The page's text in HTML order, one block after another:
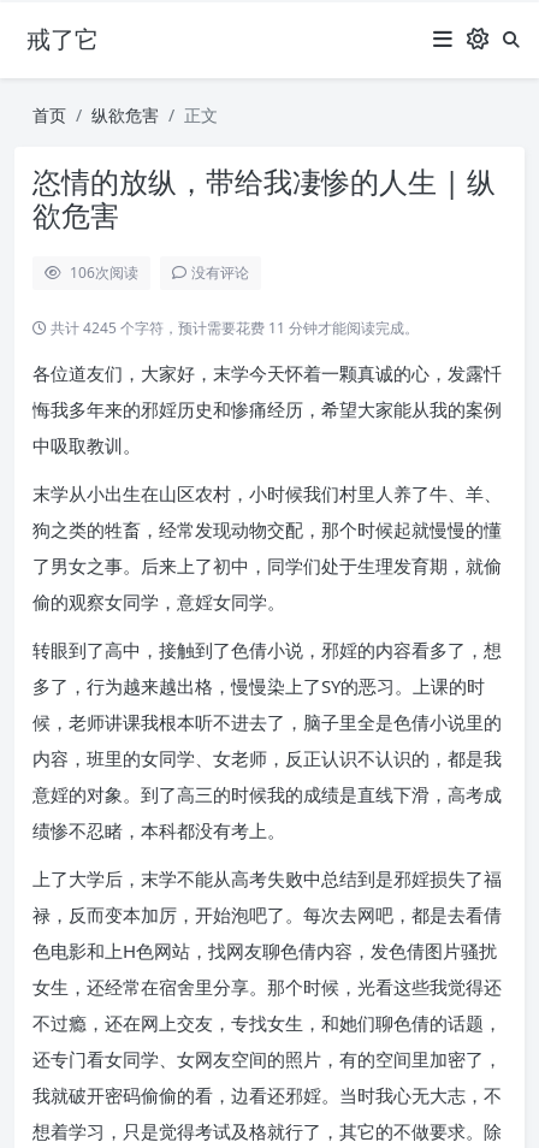
戒了它
首页 纵欲危害 正文
恣情的放纵，带给我凄惨的人生 | 纵
欲危害
106次阅读 没有评论
共计 4245 个字符，预计需要花费 11 分钟才能阅读完成。
各位道友们，大家好，末学今天怀着一颗真诚的心，发露忏
悔我多年来的邪婬历史和惨痛经历，希望大家能从我的案例
中吸取教训。
末学从小出生在山区农村，小时候我们村里人养了牛、羊、
狗之类的牲畜，经常发现动物交配，那个时候起就慢慢的懂
了男女之事。后来上了初中，同学们处于生理发育期，就偷
偷的观察女同学，意婬女同学。
转眼到了高中，接触到了色倩小说，邪婬的内容看多了，想
多了，行为越来越出格，慢慢染上了SY的恶习。上课的时
候，老师讲课我根本听不进去了，脑子里全是色倩小说里的
内容，班里的女同学、女老师，反正认识不认识的，都是我
意婬的对象。到了高三的时候我的成绩是直线下滑，高考成
绩惨不忍睹，本科都没有考上。
上了大学后，末学不能从高考失败中总结到是邪婬损失了福
禄，反而变本加厉，开始泡吧了。每次去网吧，都是去看倩
色电影和上H色网站，找网友聊色倩内容，发色倩图片骚扰
女生，还经常在宿舍里分享。那个时候，光看这些我觉得还
不过瘾，还在网上交友，专找女生，和她们聊色倩的话题，
还专门看女同学、女网友空间的照片，有的空间里加密了，
我就破开密码偷偷的看，边看还邪婬。当时我心无大志，不
想着学习，只是觉得考试及格就行了，其它的不做要求。除